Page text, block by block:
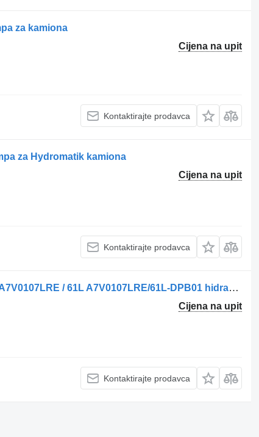
za kamiona
Cijena na upit
Kontaktirajte prodavca
za Hydromatik kamiona
Cijena na upit
Kontaktirajte prodavca
Hydromatik Akerman Bomba Hidráulica A7V0107LRE / 61L A7V0107LRE/61L-DPB01 hidraulična pumpa za kamiona
Cijena na upit
Kontaktirajte prodavca